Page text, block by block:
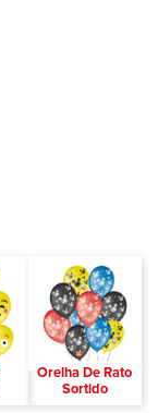
Orelha De Rato
Sortido